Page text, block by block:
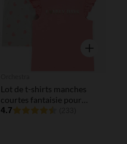
Aperçu
Lot de t-shirts manches
courtes fantaisie pour
bébé fille
4.7